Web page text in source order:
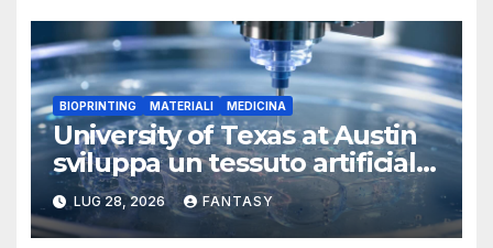
BIOPRINTING MATERIALI MEDICINA
University of Texas at Austin
sviluppa un tessuto artificiale
stampabile in 3D che imita le
membrane dei tessuti
LUG 28, 2026 FANTASY